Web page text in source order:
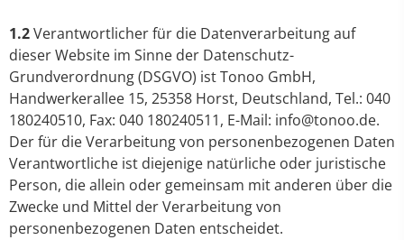
1.2Verantwortlicher für die Datenverarbeitung auf
dieser Website im Sinne der Datenschutz-
Grundverordnung (DSGVO) ist Tonoo GmbH,
Handwerkerallee 15, 25358 Horst, Deutschland, Tel.: 040
180240510, Fax: 040 180240511, E-Mail: info@tonoo.de.
Der für die Verarbeitung von personenbezogenen Daten
Verantwortliche ist diejenige natürliche oder juristische
Person, die allein oder gemeinsam mit anderen über die
Zwecke und Mittel der Verarbeitung von
personenbezogenen Daten entscheidet.